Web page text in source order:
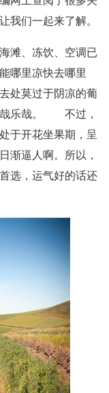
我们一起来了解。
滩、冻饮、空调已
哪里凉快去哪里
处莫过于阴凉的葡
哉乐哉。 不过，
于开花坐果期，呈
渐逼人啊。所以，
选，运气好的话还